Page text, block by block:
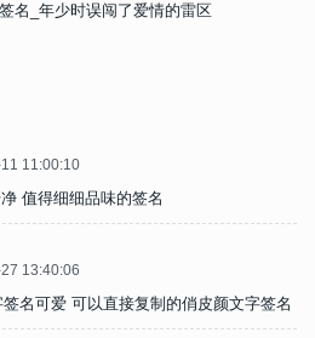
名_年少时误闯了爱情的雷区
11:00:10
值得细细品味的签名
13:40:06
名可爱 可以直接复制的俏皮颜文字签名